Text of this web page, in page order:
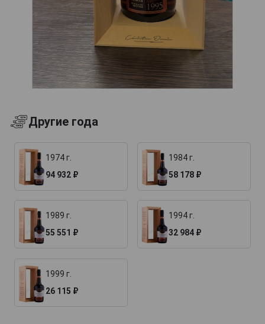
Другие года
1974 г.
94 932 ₽
1984 г.
58 178 ₽
1989 г.
55 551 ₽
1994 г.
32 984 ₽
1999 г.
26 115 ₽